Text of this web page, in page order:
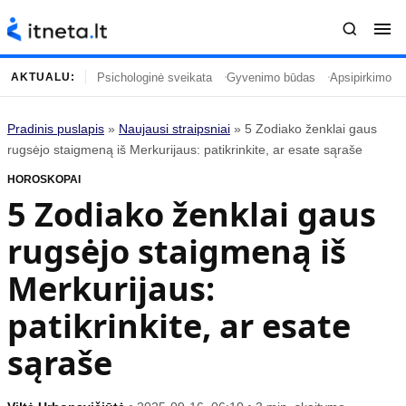
Turinys
Naujausi straipsniai
Gyvenimas
Mada
Mokslas
Namai ir interjeras
Temos
Kulinarija
Gyvenimo būdas
Vasaros mada
Tėvai ir vaikai
Populiaru
AKTUALU: Psichologinė sveikata Gyvenimo būdas Apsipirkimo
Pradinis puslapis » Naujausi straipsniai » 5 Zodiako ženklai gaus
rugsėjo staigmeną iš Merkurijaus: patikrinkite, ar esate sąraše
HOROSKOPAI
5 Zodiako ženklai gaus
rugsėjo staigmeną iš
Merkurijaus:
patikrinkite, ar esate
sąraše